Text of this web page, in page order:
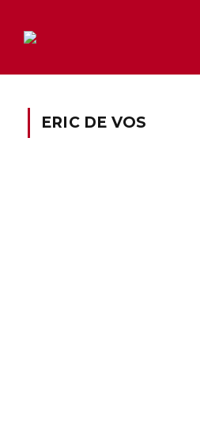
ERIC DE VOS